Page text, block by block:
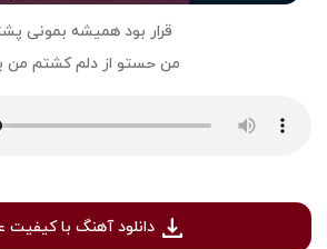
قرار بود همیشه بمونی
من حستو از دلم کشتم من
دانلود آهنگ با کیفیت